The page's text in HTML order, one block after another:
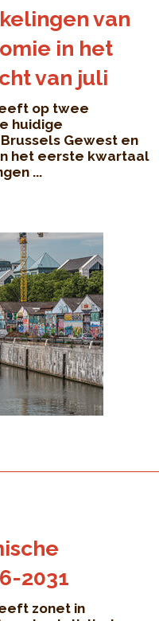
van
in het
van juli
op twee
huidige
Gewest en
het eerste kwartaal
...
2031
zonet in